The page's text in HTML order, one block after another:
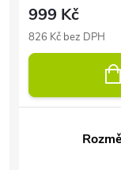
999 Kč
826 Kč bez DPH